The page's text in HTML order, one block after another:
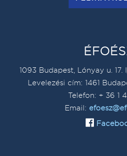
1093 Budapest, Lónyay u. 17.
Levelezési cím: 1461
Telefon: + 36 1
Email: